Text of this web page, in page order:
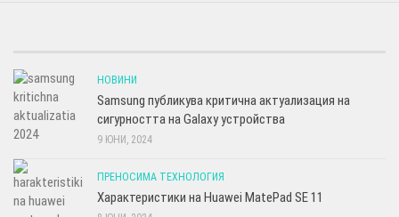
НОВИНИ
Samsung публикува критична актуализация на
сигурността на Galaxy устройства
9 ЮНИ, 2024
ПРЕНОСИМА ТЕХНОЛОГИЯ
Характеристики на Huawei MatePad SE 11